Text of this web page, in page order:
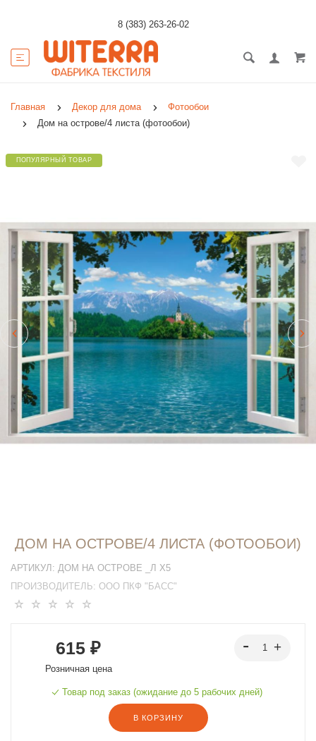
8 (383) 263-26-02
Главная Декор для дома
Фотообои
Дом на острове/4 листа (фотообои)
ПОПУЛЯРНЫЙ ТОВАР
ДОМ НА ОСТРОВЕ/4 ЛИСТА (ФОТООБОИ)
АРТИКУЛ: ДОМ НА ОСТРОВЕ _Л Х5
ПРОИЗВОДИТЕЛЬ: ООО ПКФ "БАСС"
615 ₽
Розничная цена
Товар под заказ (ожидание до 5 рабочих дней)
В КОРЗИНУ